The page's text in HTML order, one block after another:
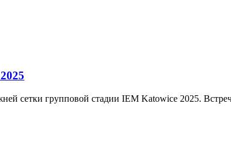
сетки групповой стадии IEM Katowice 2025.